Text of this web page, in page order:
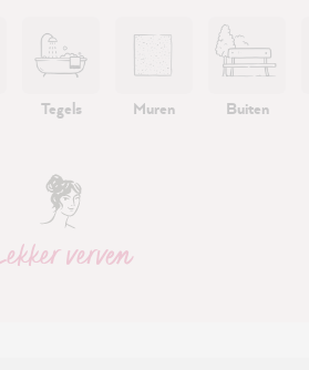
verven
Tegels Muren Buiten